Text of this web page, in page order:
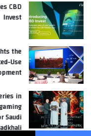
CBD
Invest
the
Use
in
Saudi